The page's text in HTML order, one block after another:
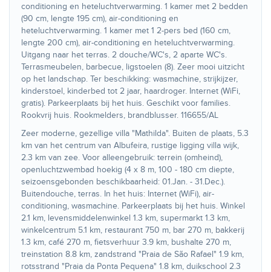
conditioning en heteluchtverwarming. 1 kamer met 2 bedden
(90 cm, lengte 195 cm), air-conditioning en
heteluchtverwarming. 1 kamer met 1 2-pers bed (160 cm,
lengte 200 cm), air-conditioning en heteluchtverwarming.
Uitgang naar het terras. 2 douche/WC's, 2 aparte WC's.
Terrasmeubelen, barbecue, ligstoelen (8). Zeer mooi uitzicht
op het landschap. Ter beschikking: wasmachine, strijkijzer,
kinderstoel, kinderbed tot 2 jaar, haardroger. Internet (WiFi,
gratis). Parkeerplaats bij het huis. Geschikt voor families.
Rookvrij huis. Rookmelders, brandblusser. 116655/AL
Zeer moderne, gezellige villa "Mathilda". Buiten de plaats, 5.3
km van het centrum van Albufeira, rustige ligging villa wijk,
2.3 km van zee. Voor alleengebruik: terrein (omheind),
openluchtzwembad hoekig (4 x 8 m, 100 - 180 cm diepte,
seizoensgebonden beschikbaarheid: 01.Jan. - 31.Dec.).
Buitendouche, terras. In het huis: Internet (WiFi), air-
conditioning, wasmachine. Parkeerplaats bij het huis. Winkel
2.1 km, levensmiddelenwinkel 1.3 km, supermarkt 1.3 km,
winkelcentrum 5.1 km, restaurant 750 m, bar 270 m, bakkerij
1.3 km, café 270 m, fietsverhuur 3.9 km, bushalte 270 m,
treinstation 8.8 km, zandstrand "Praia de São Rafael" 1.9 km,
rotsstrand "Praia da Ponta Pequena" 1.8 km, duikschool 2.3